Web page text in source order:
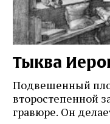
Тыква
Подвешенный
второстепенной
гравюре. Он